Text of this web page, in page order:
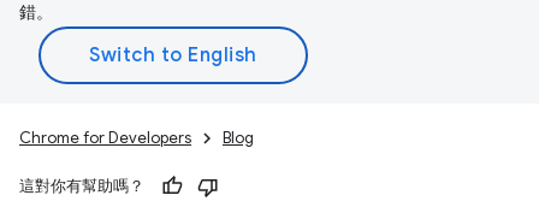
錯。
Chrome for Developers Blog
這對你有幫助嗎？